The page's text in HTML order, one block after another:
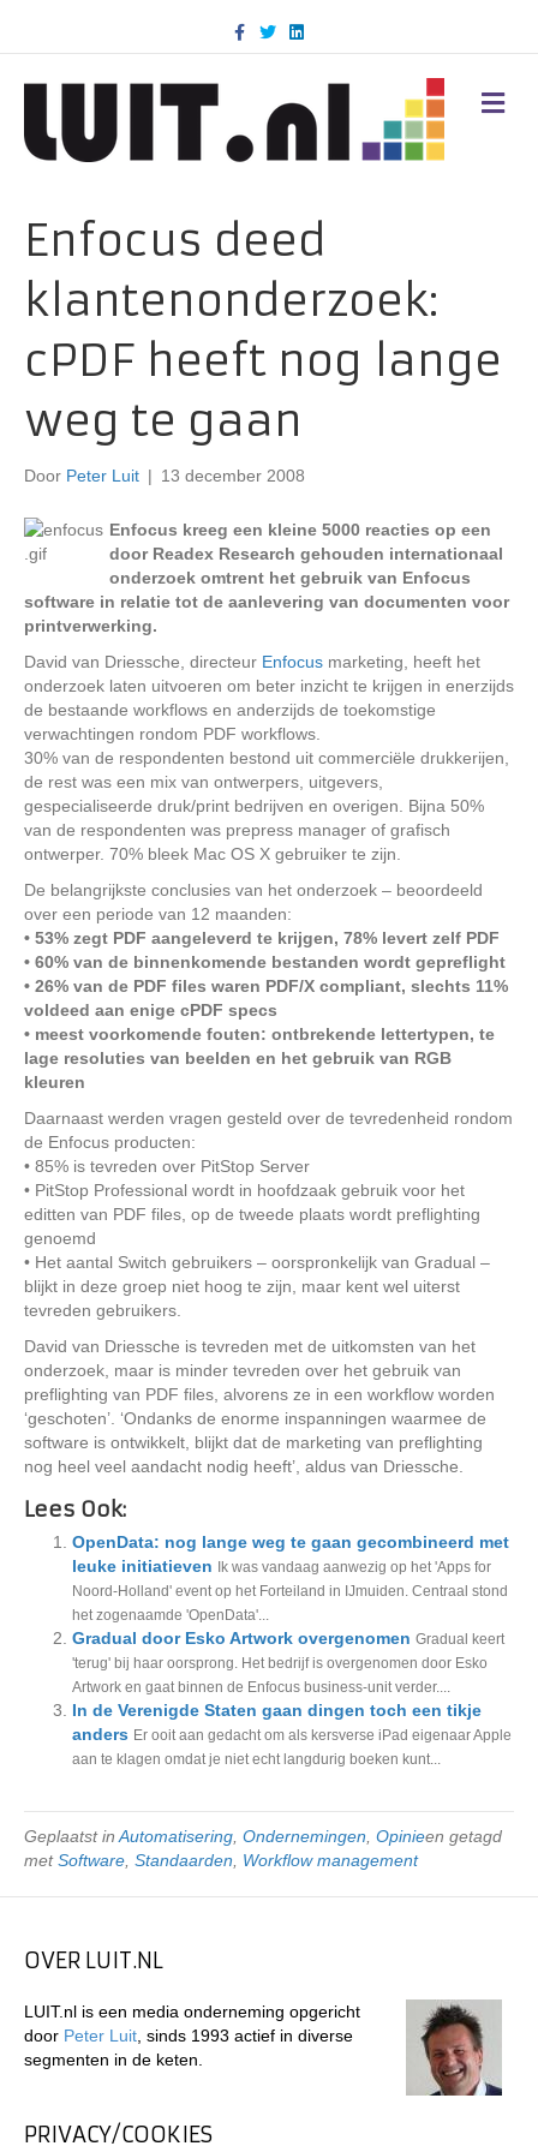
c
k
T
w
i
n
d
M
E
Enfocus deed
klantenonderzoek:
cPDF heeft nog lange
weg te gaan
Door Peter Luit | 13 december 2008
Enfocus kreeg een kleine 5000 reacties op een
door Readex Research gehouden internationaal
onderzoek omtrent het gebruik van Enfocus
software in relatie tot de aanlevering van documenten voor
printverwerking.
David van Driessche, directeur Enfocus marketing, heeft het
onderzoek laten uitvoeren om beter inzicht te krijgen in enerzijds
de bestaande workflows en anderzijds de toekomstige
verwachtingen rondom PDF workflows.
30% van de respondenten bestond uit commerciële drukkerijen,
de rest was een mix van ontwerpers, uitgevers,
gespecialiseerde druk/print bedrijven en overigen. Bijna 50%
van de respondenten was prepress manager of grafisch
ontwerper. 70% bleek Mac OS X gebruiker te zijn.
De belangrijkste conclusies van het onderzoek – beoordeeld
over een periode van 12 maanden:
• 53% zegt PDF aangeleverd te krijgen, 78% levert zelf PDF
• 60% van de binnenkomende bestanden wordt gepreflight
• 26% van de PDF files waren PDF/X compliant, slechts 11%
voldeed aan enige cPDF specs
• meest voorkomende fouten: ontbrekende lettertypen, te
lage resoluties van beelden en het gebruik van RGB
kleuren
Daarnaast werden vragen gesteld over de tevredenheid rondom
de Enfocus producten:
• 85% is tevreden over PitStop Server
• PitStop Professional wordt in hoofdzaak gebruik voor het
editten van PDF files, op de tweede plaats wordt preflighting
genoemd
• Het aantal Switch gebruikers – oorspronkelijk van Gradual –
blijkt in deze groep niet hoog te zijn, maar kent wel uiterst
tevreden gebruikers.
David van Driessche is tevreden met de uitkomsten van het
onderzoek, maar is minder tevreden over het gebruik van
preflighting van PDF files, alvorens ze in een workflow worden
‘geschoten’. ‘Ondanks de enorme inspanningen waarmee de
software is ontwikkelt, blijkt dat de marketing van preflighting
nog heel veel aandacht nodig heeft’, aldus van Driessche.
Lees Ook:
OpenData: nog lange weg te gaan gecombineerd met
leuke initiatieven
Ik was vandaag aanwezig op het 'Apps for
Noord-Holland' event op het Forteiland in IJmuiden. Centraal stond
het zogenaamde 'OpenData'...
Gradual door Esko Artwork overgenomen Gradual keert
'terug' bij haar oorsprong. Het bedrijf is overgenomen door Esko
Artwork en gaat binnen de Enfocus business-unit verder....
In de Verenigde Staten gaan dingen toch een tikje
anders Er ooit aan gedacht om als kersverse iPad eigenaar Apple
aan te klagen omdat je niet echt langdurig boeken kunt...
Geplaatst in Automatisering Ondernemingen Opinieen getagd
metSoftware Standaarden Workflow management
OVER LUIT.NL
LUIT.nl is een media onderneming opgericht
door Peter Luit , sinds 1993 actief in diverse
segmenten in de keten.
PRIVACY/COOKIES